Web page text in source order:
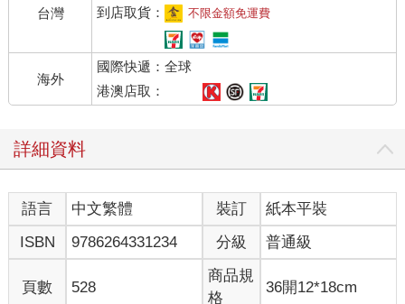
據說，在「環南市場」最賺錢的老闆，當他想要去存錢，是不用
因為，銀行會帶著數鈔機，來他的攤位幫他數鈔票，然後現場直
接存款。
即便全球最大的購物中心，店面也只有五百多家，但「環南市
場」攤商店面的數量，已經超過一千多家。
99%的關鍵，都來自於「沒人比它還便宜」。
北台灣幾乎所有傳統市場的食材都從「環南市場」採購，除此之
外，那些在乎食材品質的頂尖餐廳與小吃店，他們廚房最大的訂
單，永遠都下在這裡。
只要你一表現不好，還有另外千百家攤商可以補上來。
懂贏的人都知道，要贏到最頂尖，一定要先看自己在哪個「場
子」跟人家比？
台灣
到店取貨：
不限金額免運費
海外
國際快遞：全球
港澳店取：
詳細資料
語言 中文繁體 裝訂
紙本平裝
ISBN
9786264331234 分級 普通級
頁數 528
商品規
格
36開12*18cm